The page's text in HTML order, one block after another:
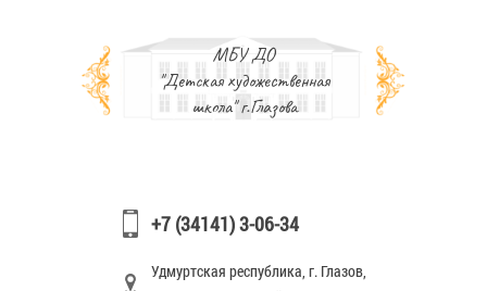
МБУ ДО
"Детская художественная
школа" г.Глазова
+7 (34141) 3-06-34
Удмуртская республика, г. Глазов,